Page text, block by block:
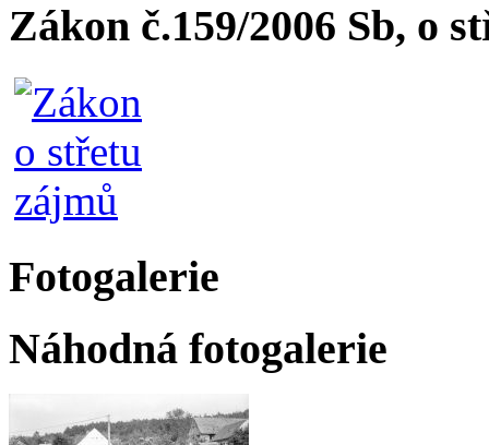
Zákon č.159/2006 Sb, o
Fotogalerie
Náhodná fotogalerie